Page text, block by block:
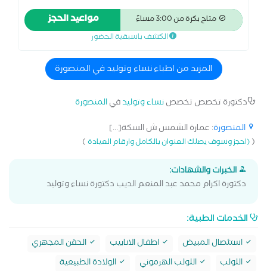
متاح بكرة من 3:00 مساءً مواعيد الحجز
الكشف باسبقية الحضور
المزيد من اطباء نساء وتوليد في المنصورة
دكتورة تخصص تخصصنساء وتوليدفيالمنصورة
المنصورة: عمارة الشمس ش السكة[...]
((احجز وسوف يصلك العنوان بالكامل وارقام العيادة)
الخبرات والشهادات:
دكتورة اكرام محمد عبد المنعم الديب دكتورة نساء وتوليد
الخدمات الطبية:
استئصال المبيض اطفال الانابيب
الحقن المجهري
اللولب
اللولب الهرموني
الولادة الطبيعية